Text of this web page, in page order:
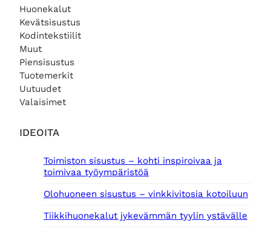
Huonekalut
Kevätsisustus
Kodintekstiilit
Muut
Piensisustus
Tuotemerkit
Uutuudet
Valaisimet
IDEOITA
Toimiston sisustus – kohti inspiroivaa ja
toimivaa työympäristöä
Olohuoneen sisustus – vinkkivitosia kotoiluun
Tiikkihuonekalut jykevämmän tyylin ystävälle